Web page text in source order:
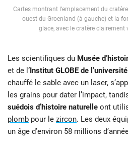
Cartes montrant l’emplacement du
ouest du Groenland (à gauche) et la
glace, avec le cratère
Les scientifiques du Musée
et de l ’Institut GLOBE de
chauffé le sable avec un laser,
les grains pour dater l’impact,
suédois d’histoire naturelle ont
plomb pour le zircon. Les deux
un âge d’environ 58 millions